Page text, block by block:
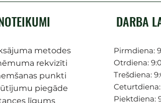
metodes
rekvizīti
punkti
piegāde
līgums
DARBA
Pirmdiena:
Otrdiena:
Trešdiena:
Ceturtdiena:
Piektdiena: